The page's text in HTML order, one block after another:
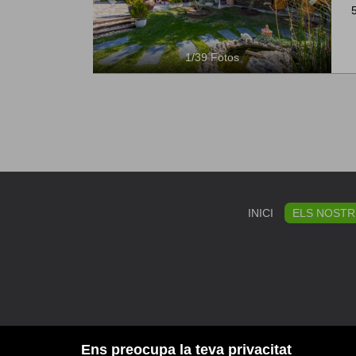
Ens preocupa la teva privacitat
1/39Fotos
5
INICI ELS